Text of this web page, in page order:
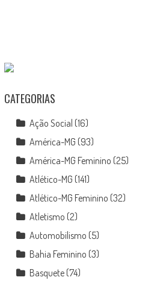
CATEGORIAS
Ação Social (16)
América-MG (93)
América-MG Feminino (25)
Atlético-MG (141)
Atlético-MG Feminino (32)
Atletismo (2)
Automobilismo (5)
Bahia Feminino (3)
Basquete(74)